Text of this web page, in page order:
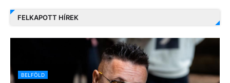
FELKAPOTT HÍREK
BELFÖLD